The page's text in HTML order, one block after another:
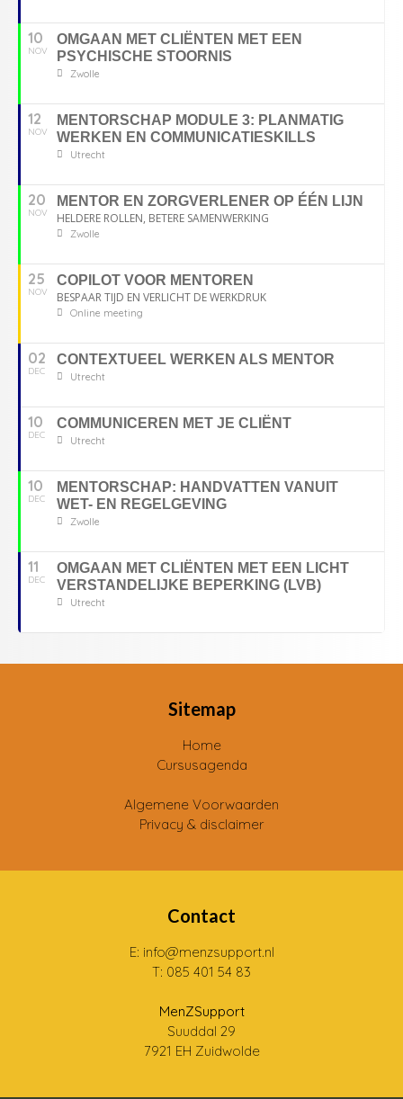
10
NOV
OMGAAN MET CLIËNTEN MET EEN
PSYCHISCHE STOORNIS
Zwolle
12
NOV
MENTORSCHAP MODULE 3: PLANMATIG
WERKEN EN COMMUNICATIESKILLS
Utrecht
20
NOV
MENTOR EN ZORGVERLENER OP ÉÉN LIJN
HELDERE ROLLEN, BETERE SAMENWERKING
Zwolle
25
NOV
COPILOT VOOR MENTOREN
BESPAAR TIJD EN VERLICHT DE WERKDRUK
Online meeting
02
DEC
CONTEXTUEEL WERKEN ALS MENTOR
Utrecht
10
DEC
COMMUNICEREN MET JE CLIËNT
Utrecht
10
DEC
MENTORSCHAP: HANDVATTEN VANUIT
WET- EN REGELGEVING
Zwolle
11
DEC
OMGAAN MET CLIËNTEN MET EEN LICHT
VERSTANDELIJKE BEPERKING (LVB)
Utrecht
Sitemap
Home
Cursusagenda
Algemene Voorwaarden
Privacy & disclaimer
Contact
E: info@menzsupport.nl
T: 085 401 54 83
MenZSupport
Suuddal 29
7921 EH Zuidwolde